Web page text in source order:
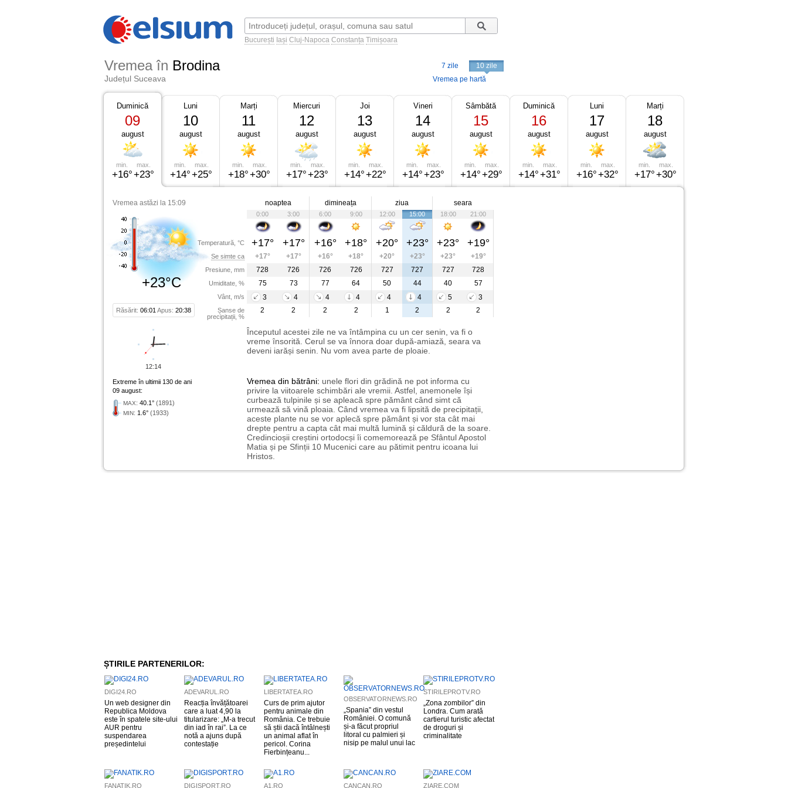
București Iași Cluj-Napoca Constanța Timișoara
Vremea în Brodina
Județul Suceava
7 zile
10 zile
Vremea pe hartă
Duminică
09
august
min.
+16°
max.
+23°
Luni
10
august
min.
+14°
max.
+25°
Marți
11
august
min.
+18°
max.
+30°
Miercuri
12
august
min.
+17°
max.
+23°
Joi
13
august
min.
+14°
max.
+22°
Vineri
14
august
min.
+14°
max.
+23°
Sâmbătă
15
august
min.
+14°
max.
+29°
Duminică
16
august
min.
+14°
max.
+31°
Luni
17
august
min.
+16°
max.
+32°
Marți
18
august
min.
+17°
max.
+30°
Vremea astăzi la 15:09
+23°C
Răsărit: 06:01 Apus: 20:38
Temperatură, °C
Se simte ca
Presiune, mm
Umiditate, %
Vânt, m/s
Șanse de
precipitații, %
noaptea dimineața ziua seara
0:00 3:00 6:00 9:00 12:00 15:00 18:00 21:00
+17° +17° +16° +18° +20° +23° +23° +19°
+17° +17° +16° +18° +20° +23° +23°
+19°
728
726 726 726 727 727 727
728
75
73 77 64 50 44 40
57
3
4 4 4 4 4 5
3
2
2 2 2 1 2 2 2
Începutul acestei zile ne va întâmpina cu un cer senin, va fi o
vreme însorită. Cerul se va înnora doar după-amiază, seara va
deveni iarăși senin. Nu vom avea parte de ploaie.
Extreme în ultimii 130 de ani
09 august:
MAX: 40.1° (1891)
MIN: 1.6° (1933)
Vremea din bătrâni: unele flori din grădină ne pot informa cu
privire la viitoarele schimbări ale vremii. Astfel, anemonele își
curbează tulpinile și se apleacă spre pământ când simt că
urmează să vină ploaia. Când vremea va fi lipsită de precipitații,
aceste plante nu se vor aplecă spre pământ și vor sta cât mai
drepte pentru a capta cât mai multă lumină și căldură de la soare.
Credincioșii creștini ortodocși îi comemorează pe Sfântul Apostol
Matia și pe Sfinții 10 Mucenici care au pătimit pentru icoana lui
Hristos.
12:14
ȘTIRILE PARTENERILOR:
DIGI24.RO
Un web designer din
Republica Moldova
este în spatele site-ului
AUR pentru
suspendarea
președintelui
ADEVARUL.RO
Reacția învățătoarei
care a luat 4,90 la
titularizare: „M-a trecut
din iad în rai”. La ce
notă a ajuns după
contestație
LIBERTATEA.RO
Curs de prim ajutor
pentru animale din
România. Ce trebuie
să știi dacă întâlnești
un animal aflat în
pericol. Corina
Fierbințeanu...
OBSERVATORNEWS.RO
„Spania” din vestul
României. O comună
și-a făcut propriul
litoral cu palmieri și
nisip pe malul unui lac
STIRILEPROTV.RO
„Zona zombilor” din
Londra. Cum arată
cartierul turistic afectat
de droguri și
criminalitate
FANATIK.RO DIGISPORT.RO A1.RO CANCAN.RO ZIARE.COM